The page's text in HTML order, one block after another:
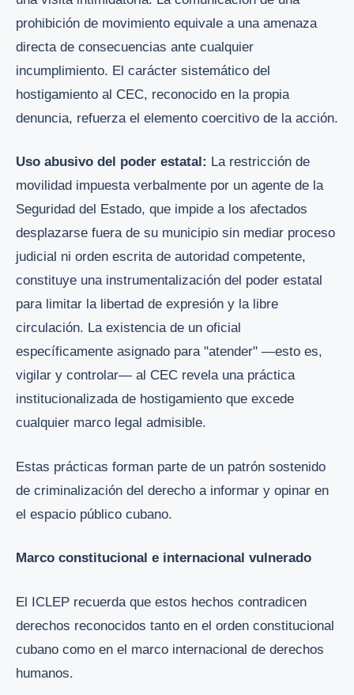
prohibición de movimiento equivale a una amenaza
directa de consecuencias ante cualquier
incumplimiento. El carácter sistemático del
hostigamiento al CEC, reconocido en la propia
denuncia, refuerza el elemento coercitivo de la acción.
Uso abusivo del poder estatal: La restricción de
movilidad impuesta verbalmente por un agente de la
Seguridad del Estado, que impide a los afectados
desplazarse fuera de su municipio sin mediar proceso
judicial ni orden escrita de autoridad competente,
constituye una instrumentalización del poder estatal
para limitar la libertad de expresión y la libre
circulación. La existencia de un oficial
específicamente asignado para "atender" —esto es,
vigilar y controlar— al CEC revela una práctica
institucionalizada de hostigamiento que excede
cualquier marco legal admisible.
Estas prácticas forman parte de un patrón sostenido
de criminalización del derecho a informar y opinar en
el espacio público cubano.
Marco constitucional e internacional vulnerado
El ICLEP recuerda que estos hechos contradicen
derechos reconocidos tanto en el orden constitucional
cubano como en el marco internacional de derechos
humanos.